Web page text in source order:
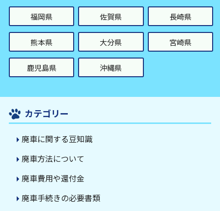
福岡県 佐賀県 長崎県
熊本県 大分県 宮崎県
鹿児島県 沖縄県
カテゴリー
廃車に関する豆知識
廃車方法について
廃車費用や還付金
廃車手続きの必要書類